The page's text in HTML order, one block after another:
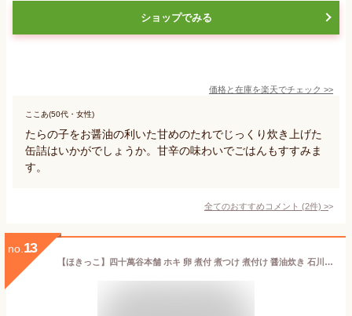
ショップでみる
価格と在庫を楽天でチェック >>
ここあ(50代・女性)
たらの子をお醤油の利いた甘めのたれでじっくり炊き上げた
缶詰はいかがでしょうか。甘辛の味わいでごはんもすすみま
す。
全てのおすすめコメント (2件) >
no. 13
【ほきっこ】四十萬谷本舗 ホキ 卵 煮付 煮つけ 煮付け 醤油炊き 石川県 四十万谷本舗 金沢 たらの子 タラの子 仲間 常備品 加賀 かなざわ ごはんのおとも ごはんのおかず ご飯のお供 ご飯のおかず 手土産 お土産 プレゼント お酒に合う